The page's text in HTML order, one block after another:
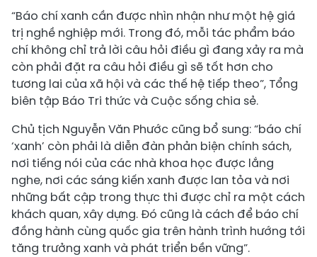
“Báo chí xanh cần được nhìn nhận như một hệ giá
trị nghề nghiệp mới. Trong đó, mỗi tác phẩm báo
chí không chỉ trả lời câu hỏi điều gì đang xảy ra mà
còn phải đặt ra câu hỏi điều gì sẽ tốt hơn cho
tương lai của xã hội và các thế hệ tiếp theo”, Tổng
biên tập Báo Tri thức và Cuộc sống chia sẻ.
Chủ tịch Nguyễn Văn Phước cũng bổ sung: “báo chí
‘xanh’ còn phải là diễn đàn phản biện chính sách,
nơi tiếng nói của các nhà khoa học được lắng
nghe, nơi các sáng kiến xanh được lan tỏa và nơi
những bất cập trong thực thi được chỉ ra một cách
khách quan, xây dựng. Đó cũng là cách để báo chí
đồng hành cùng quốc gia trên hành trình hướng tới
tăng trưởng xanh và phát triển bền vững”.